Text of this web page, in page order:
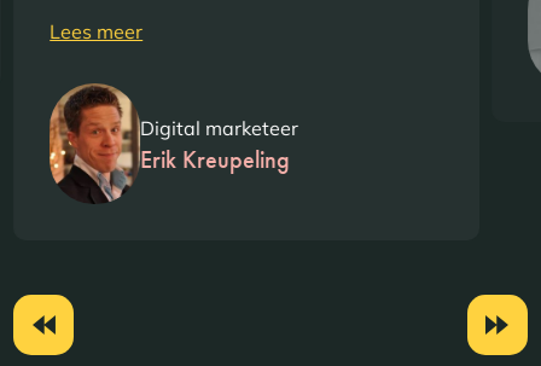
Lees meer
Digital marketeer
Erik Kreupeling